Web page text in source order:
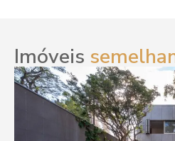
Imóveis